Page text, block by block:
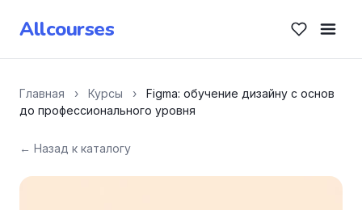
Allcourses
Главная › Курсы ›
Figma: обучение дизайну с основ
до профессионального уровня
← Назад к каталогу